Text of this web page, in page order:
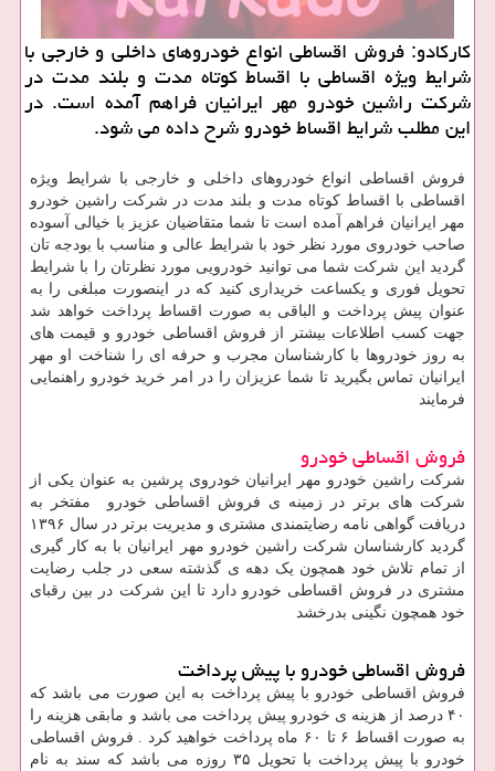
كاركادو: فروش اقساطی انواع خودروهای داخلی و خارجی با
شرایط ویژه اقساطی با اقساط كوتاه مدت و بلند مدت در
شركت راشین خودرو مهر ایرانیان فراهم آمده است. در
این مطلب شرایط اقساط خودرو شرح داده می شود.
فروش اقساطی انواع خودروهای داخلی و خارجی با شرایط ویژه
اقساطی با اقساط کوتاه مدت و بلند مدت در شرکت راشین خودرو
مهر ایرانیان فراهم آمده است تا شما متقاضیان عزیز با خیالی آسوده
صاحب خودروی مورد نظر خود با شرایط عالی و مناسب با بودجه تان
گردید این شرکت شما می توانید خودرویی مورد نظرتان را با شرایط
تحویل فوری و یکساعت خریداری کنید که در اینصورت مبلغی را به
عنوان پیش پرداخت و الباقی به صورت اقساط پرداخت خواهد شد
جهت کسب اطلاعات بیشتر از فروش اقساطی خودرو و قیمت های
به روز خودروها با کارشناسان مجرب و حرفه ای را شناخت او مهر
ایرانیان تماس بگیرید تا شما عزیزان را در امر خرید خودرو راهنمایی
فرمایند
فروش اقساطی خودرو
شرکت راشین خودرو مهر ایرانیان خودروی پرشین به عنوان یکی از
شرکت های برتر در زمینه ی فروش اقساطی خودرو مفتخر به
دریافت گواهی نامه رضایتمندی مشتری و مدیریت برتر در سال ۱۳۹۶
گردید کارشناسان شرکت راشین خودرو مهر ایرانیان با به کار گیری
از تمام تلاش خود همچون یک دهه ی گذشته سعی در جلب رضایت
مشتری در فروش اقساطی خودرو دارد تا این شرکت در بین رقبای
خود همچون نگینی بدرخشد
فروش اقساطی خودرو با پیش پرداخت
فروش اقساطی خودرو با پیش پرداخت به این صورت می باشد که
۴۰ درصد از هزینه ی خودرو پیش پرداخت می باشد و مابقی هزینه را
به صورت اقساط ۶ تا ۶۰ ماه پرداخت خواهید کرد . فروش اقساطی
خودرو با پیش پرداخت با تحویل ۳۵ روزه می باشد که سند به نام